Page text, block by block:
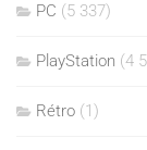
PC (5 337)
PlayStation (4
Rétro (1)